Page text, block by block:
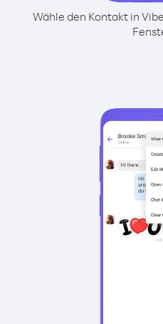
Wähle den Kontakt in